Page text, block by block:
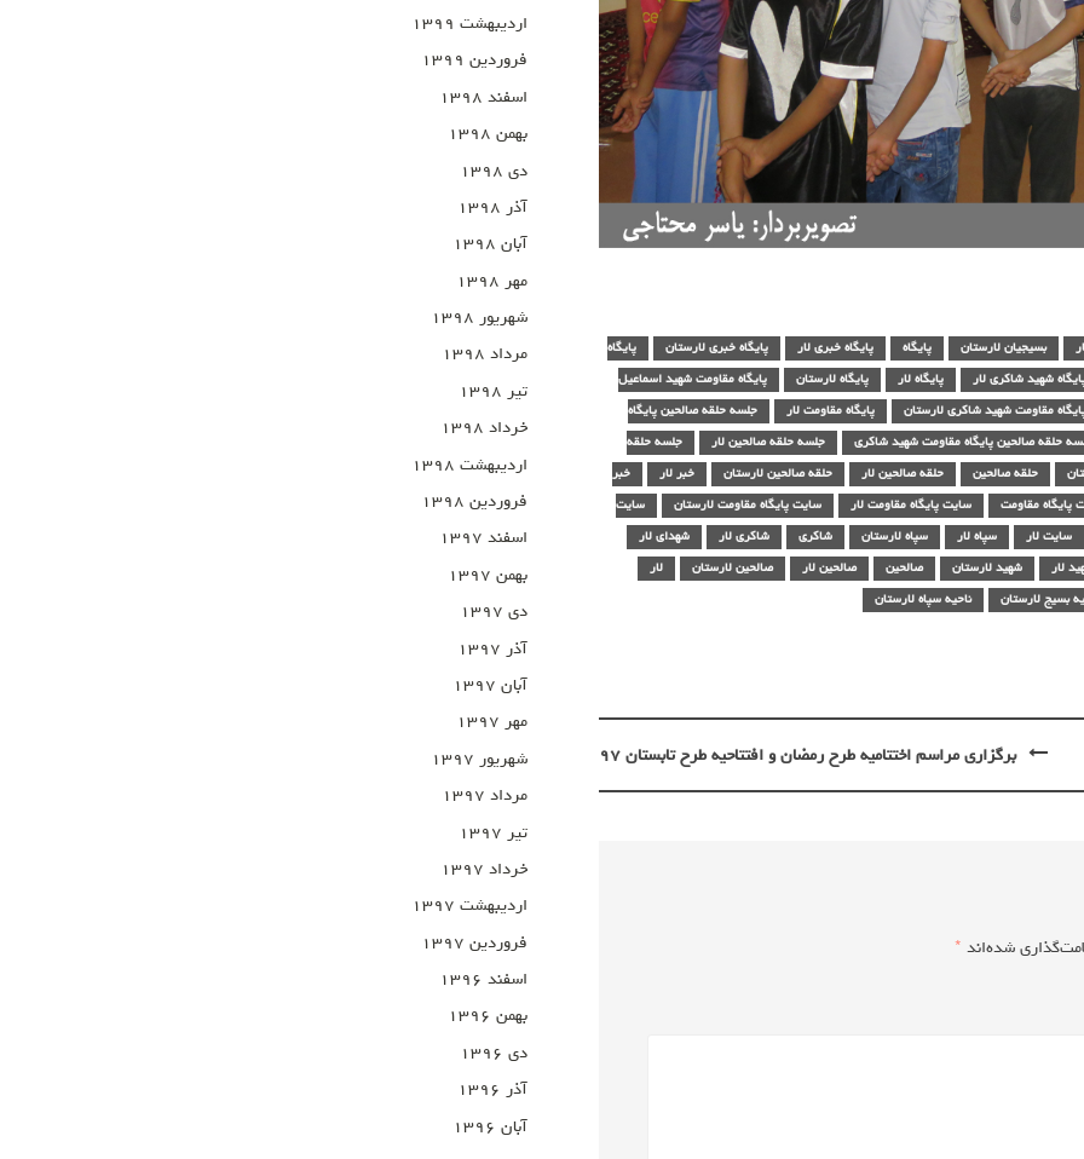
بسیجیان لارستان پایگاه پایگاه خبری لار پایگاه خبری لارستان پایگاه
شهید شاکری لار پایگاه لار پایگاه لارستان پایگاه مقاومت شهید اسماعیل
مقاومت شهید شاکری لارستان پایگاه مقاومت لار جلسه حلقه صالحین پایگاه
حلقه صالحین پایگاه مقاومت شهید شاکری جلسه حلقه صالحین لار جلسه حلقه
حلقه صالحین حلقه صالحین لار حلقه صالحین لارستان خبر لار خبر
پایگاه مقاومت سایت پایگاه مقاومت لار سایت پایگاه مقاومت لارستان سایت
سایت لار سپاه لار سپاه لارستان شاکری شاکری لار شهدای لار
لار شهید لارستان صالحین صالحین لار صالحین لارستان لار
بسیج لارستان ناحیه سپاه لارستان
برگزاری مراسم اختتامیه طرح رمضان و افتتاحیه طرح تابستان ۹۷
شده‌اند *
اردیبهشت ۱۳۹۹
فروردین ۱۳۹۹
اسفند ۱۳۹۸
بهمن ۱۳۹۸
دی ۱۳۹۸
آذر ۱۳۹۸
آبان ۱۳۹۸
مهر ۱۳۹۸
شهریور ۱۳۹۸
مرداد ۱۳۹۸
تیر ۱۳۹۸
خرداد ۱۳۹۸
اردیبهشت ۱۳۹۸
فروردین ۱۳۹۸
اسفند ۱۳۹۷
بهمن ۱۳۹۷
دی ۱۳۹۷
آذر ۱۳۹۷
آبان ۱۳۹۷
مهر ۱۳۹۷
شهریور ۱۳۹۷
مرداد ۱۳۹۷
تیر ۱۳۹۷
خرداد ۱۳۹۷
اردیبهشت ۱۳۹۷
فروردین ۱۳۹۷
اسفند ۱۳۹۶
بهمن ۱۳۹۶
دی ۱۳۹۶
آذر ۱۳۹۶
آبان ۱۳۹۶